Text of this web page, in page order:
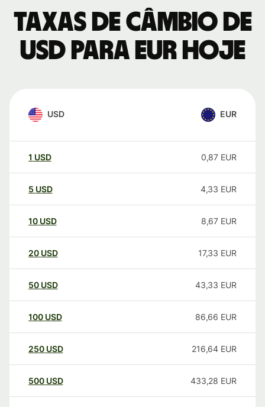
Taxas de câmbio de
USD para EUR hoje
USD EUR
1 USD 0,87 EUR
5 USD 4,33 EUR
10 USD 8,67 EUR
20 USD 17,33 EUR
50 USD 43,33 EUR
100 USD 86,66 EUR
250 USD 216,64 EUR
500 USD 433,28 EUR